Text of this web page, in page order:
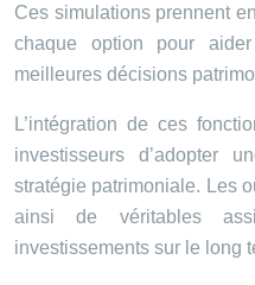
Ces simulations prennent
chaque option pour
meilleures décisions
L’intégration de ces
investisseurs d’adopter
stratégie patrimoniale. Les
ainsi de véritables
investissements sur le long